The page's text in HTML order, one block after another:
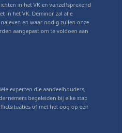
in het VK en vanzelfsprekend
in het VK. Deminor zal alle
en waar nodig zullen onze
aangepast om te voldoen aan
experten die aandeelhouders,
begeleiden bij elke stap
of met het oog op een